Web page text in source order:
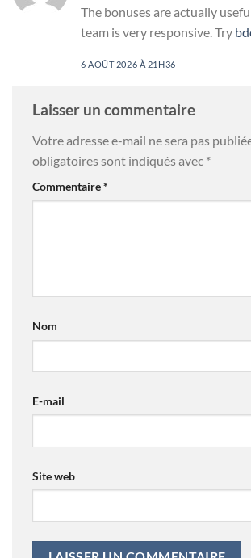
The bonuses are actually
team is very responsive. Try
6 AOÛT 2026 À 21H36
Laisser un commentaire
Votre adresse e-mail ne sera pas
obligatoires sont indiqués avec *
Commentaire*
Nom
E-mail
Site web